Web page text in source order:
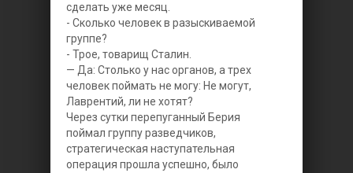
сделать уже месяц.
- Сколько человек в разыскиваемой
группе?
- Трое, товарищ Сталин.
— Да: Столько у нас органов, а трех
человек поймать не могу: Не могут,
Лаврентий, ли не хотят?
Через сутки перепуганный Берия
поймал группу разведчиков,
стратегическая наступательная
операция прошла успешно, было